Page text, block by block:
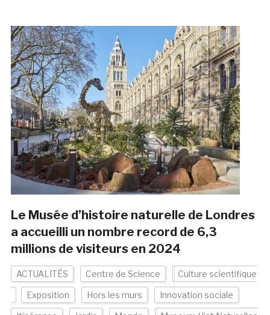
Le Musée d’histoire naturelle de Londres
a accueilli un nombre record de 6,3
millions de visiteurs en 2024
ACTUALITÉS Centre de Science Culture scientifique
Exposition Hors les murs Innovation sociale